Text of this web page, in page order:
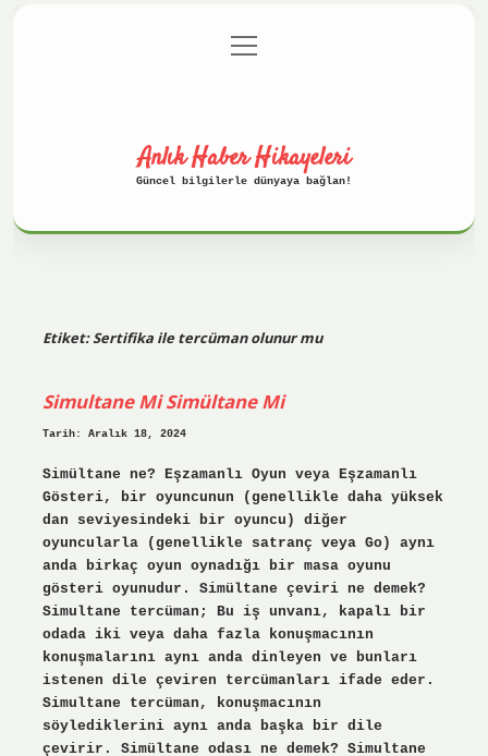
Gizlilik Politikası
menüyü
aç
Anlık Haber Hikayeleri
Güncel bilgilerle dünyaya bağlan!
Etiket:Sertifika ile tercüman olunur mu
Simultane Mi Simültane Mi
Tarih: Aralık 18, 2024
Simültane ne? Eşzamanlı Oyun veya Eşzamanlı
Gösteri, bir oyuncunun (genellikle daha yüksek
dan seviyesindeki bir oyuncu) diğer
oyuncularla (genellikle satranç veya Go) aynı
anda birkaç oyun oynadığı bir masa oyunu
gösteri oyunudur. Simültane çeviri ne demek?
Simultane tercüman; Bu iş unvanı, kapalı bir
odada iki veya daha fazla konuşmacının
konuşmalarını aynı anda dinleyen ve bunları
istenen dile çeviren tercümanları ifade eder.
Simultane tercüman, konuşmacının
söylediklerini aynı anda başka bir dile
çevirir. Simültane odası ne demek? Simultane